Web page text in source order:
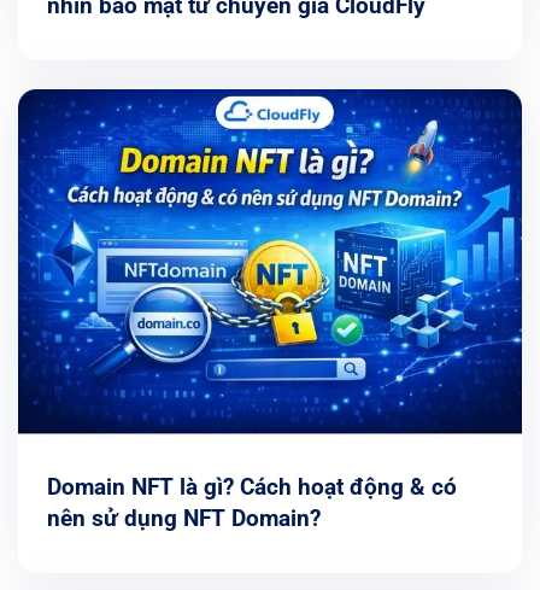
nhìn bảo mật từ chuyên gia CloudFly
Domain NFT là gì? Cách hoạt động & có
nên sử dụng NFT Domain?